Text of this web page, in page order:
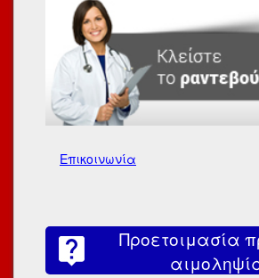
Επικοινωνία
Προετοιμασία